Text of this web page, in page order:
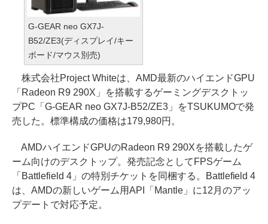
G-GEAR neo GX7J-
B52/ZE3(ディスプレイ/キー
ボード/マウス別売)
株式会社Project Whiteは、AMD最新のハイエンドGPU
「Radeon R9 290X」を搭載するゲーミングデスクトッ
プPC「G-GEAR neo GX7J-B52/ZE3」をTSUKUMOで発
売した。標準構成の価格は179,980円。
AMDハイエンドGPUのRadeon R9 290Xを搭載したゲ
ーム向けのデスクトップ。発売記念としてFPSゲーム
「Battlefield 4」の特別チケットを同梱する。Battlefield 4
は、AMDの新しいゲーム用API「Mantle」に12月のアッ
プデートで対応予定。